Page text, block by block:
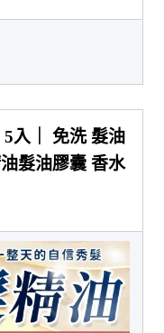
5入｜ 免洗 髮油
髮油膠囊 香水